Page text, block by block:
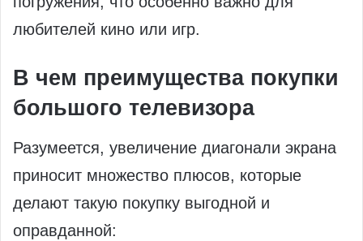
любителей кино или игр.
В чем преимущества покупки
большого телевизора
Разумеется, увеличение диагонали экрана
приносит множество плюсов, которые
делают такую покупку выгодной и
оправданной: